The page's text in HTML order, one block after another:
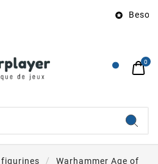
 Besoin
0
Warhammer Age of